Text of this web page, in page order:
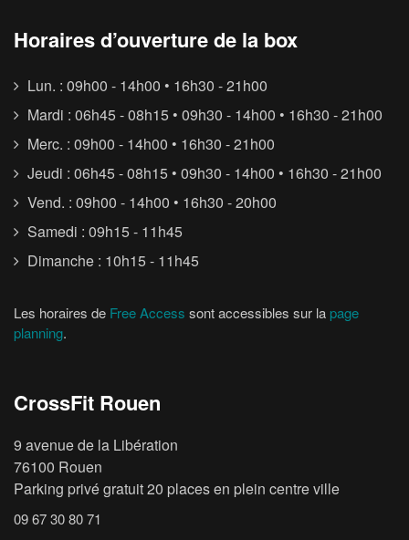
Horaires d’ouverture de la box
Lun. : 09h00 - 14h00 • 16h30 - 21h00
Mardi : 06h45 - 08h15 • 09h30 - 14h00 • 16h30 - 21h00
Merc. : 09h00 - 14h00 • 16h30 - 21h00
Jeudi : 06h45 - 08h15 • 09h30 - 14h00 • 16h30 - 21h00
Vend. : 09h00 - 14h00 • 16h30 - 20h00
Samedi : 09h15 - 11h45
Dimanche : 10h15 - 11h45
Les horaires de Free Access sont accessibles sur la page
planning.
CrossFit Rouen
9 avenue de la Libération
76100 Rouen
Parking privé gratuit 20 places en plein centre ville
09 67 30 80 71